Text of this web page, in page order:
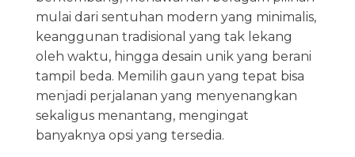
mulai dari sentuhan modern yang minimalis,
keanggunan tradisional yang tak lekang
oleh waktu, hingga desain unik yang berani
tampil beda. Memilih gaun yang tepat bisa
menjadi perjalanan yang menyenangkan
sekaligus menantang, mengingat
banyaknya opsi yang tersedia.